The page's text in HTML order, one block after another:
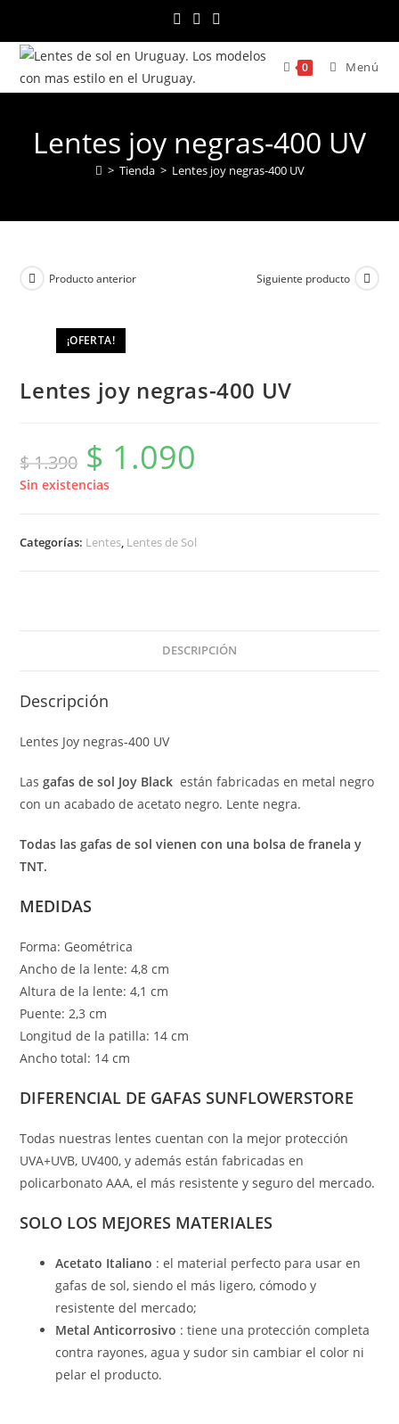
contenido
0 Menú
Lentes joy negras-400 UV
> Tienda > Lentes joy negras-400 UV
¡OFERTA!
Producto anterior Siguiente producto
Lentes joy negras-400 UV
$1.390
El
precio
original
era:
$ 1.090
Sin existencias
Categorías: Lentes, Lentes de Sol
DESCRIPCIÓN
Descripción
Lentes Joy negras-400 UV
Lasgafas de sol Joy Black están fabricadas en metal negro
con un acabado de acetato negro. Lente negra.
Todas las gafas de sol vienen con una bolsa de franela y
TNT.
MEDIDAS
Forma: Geométrica
Ancho de la lente: 4,8 cm
Altura de la lente: 4,1 cm
Puente: 2,3 cm
Longitud de la patilla: 14 cm
Ancho total: 14 cm
DIFERENCIAL DE GAFAS SUNFLOWERSTORE
Todas nuestras lentes cuentan con la mejor protección
UVA+UVB, UV400, y además están fabricadas en
policarbonato AAA, el más resistente y seguro del mercado.
SOLO LOS MEJORES MATERIALES
Acetato Italiano : el material perfecto para usar en
gafas de sol, siendo el más ligero, cómodo y
resistente del mercado;
Metal Anticorrosivo : tiene una protección completa
contra rayones, agua y sudor sin cambiar el color ni
pelar el producto.